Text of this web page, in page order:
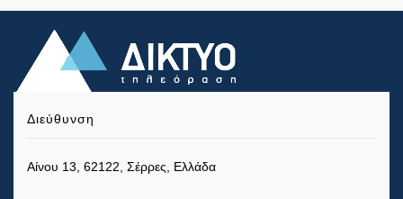
Διεύθυνση
Αίνου 13, 62122, Σέρρες, Ελλάδα